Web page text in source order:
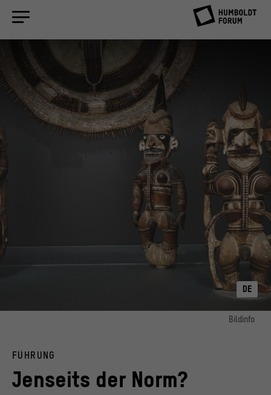
DE
Bildinfo
© Staatliche Museen zu Berlin, Ethnologisches Museum, Foto: Patrick Helber
FÜHRUNG
Jenseits der Norm?